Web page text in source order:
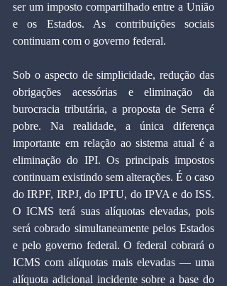
ser um imposto compartilhado entre a União
e os Estados. As contribuições sociais
continuam com o governo federal.
Sob o aspecto de simplicidade, redução das
obrigações acessórias e eliminação da
burocracia tributária, a proposta de Serra é
pobre. Na realidade, a única diferença
importante em relação ao sistema atual é a
eliminação do IPI. Os principais impostos
continuam existindo sem alterações. É o caso
do IRPF, IRPJ, do IPTU, do IPVA e do ISS.
O ICMS terá suas alíquotas elevadas, pois
será cobrado simultaneamente pelos Estados
e pelo governo federal. O federal cobrará o
ICMS com alíquotas mais elevadas — uma
alíquota adicional incidente sobre a base do